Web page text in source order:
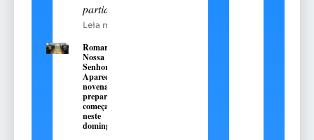
partidas
Leia mais
Romaria de
Nossa
Senhora
Aparecida:
novena
preparatória
começa
neste
domingo, 9